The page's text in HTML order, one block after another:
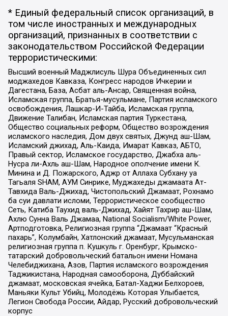
* Единый федеральный список организаций, в
том числе иностранных и международных
организаций, признанных в соответствии с
законодательством Российской Федерации
террористическими:
Высший военный Маджлисуль Шура Объединенных сил
моджахедов Кавказа, Конгресс народов Ичкерии и
Дагестана, База, Асбат аль-Ансар, Священная война,
Исламская группа, Братья-мусульмане, Партия исламского
освобождения, Лашкар-И-Тайба, Исламская группа,
Движение Талибан, Исламская партия Туркестана,
Общество социальных реформ, Общество возрождения
исламского наследия, Дом двух святых, Джунд аш-Шам,
Исламский джихад, Аль-Каида, Имарат Кавказ, АБТО,
Правый сектор, Исламское государство, Джабха аль-
Нусра ли-Ахль аш-Шам, Народное ополчение имени К.
Минина и Д. Пожарского, Аджр от Аллаха Субхану уа
Тагьаля SHAM, АУМ Синрике, Муджахеды джамаата Ат-
Тавхида Валь-Джихад, Чистопольский Джамаат, Рохнамо
ба суи давлати исломи, Террористическое сообщество
Сеть, Катиба Таухид валь-Джихад, Хайят Тахрир аш-Шам,
Ахлю Сунна Валь Джамаа, National Socialism/White Power,
Артподготовка, Религиозная группа “Джамаат “Красный
пахарь”, Колумбайн, Хатлонский джамаат, Мусульманская
религиозная группа п. Кушкуль г. Оренбург, Крымско-
татарский добровольческий батальон имени Номана
Челебиджихана, Азов, Партия исламского возрождения
Таджикистана, Народная самооборона, Дуббайский
джамаат, московская ячейка, Батал-Хаджи Белхороев,
Маньяки Культ Убийц, Молодёжь Которая Улыбается,
Легион Свобода России, Айдар, Русский добровольческий
корпус